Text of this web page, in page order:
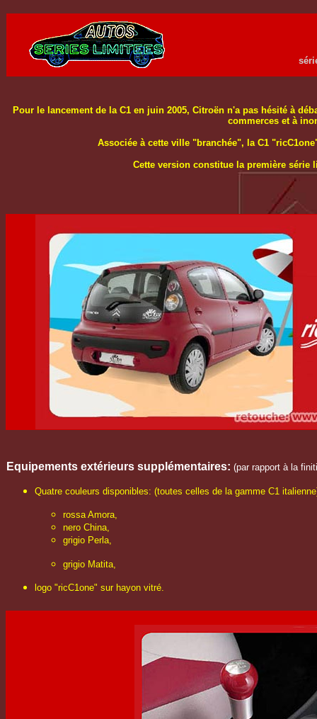
Pour le lancement de la C1 en juin 2005, Citroën n'a pas hésité à
commerces et à
Associée à cette ville "branchée", la C1
Cette version constitue la première série
Equipements extérieurs supplémentaires: (par rapport à la
Quatre couleurs disponibles: (toutes celles de la gamme C1
rossa Amora,
nero China,
grigio Perla,
grigio Matita,
logo "ricC1one" sur hayon vitré.